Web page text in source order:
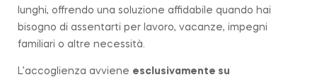
lunghi, offrendo una soluzione affidabile quando hai
bisogno di assentarti per lavoro, vacanze, impegni
familiari o altre necessità.
L’accoglienza avviene esclusivamente su